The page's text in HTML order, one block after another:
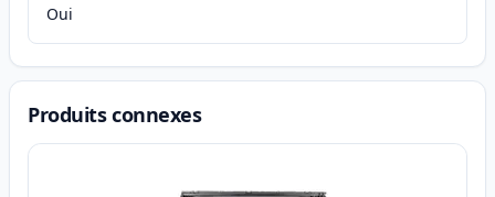
Oui
Produits connexes